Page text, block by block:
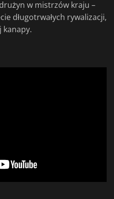
w mistrzów kraju –
długotrwałych rywalizacji,
kanapy.